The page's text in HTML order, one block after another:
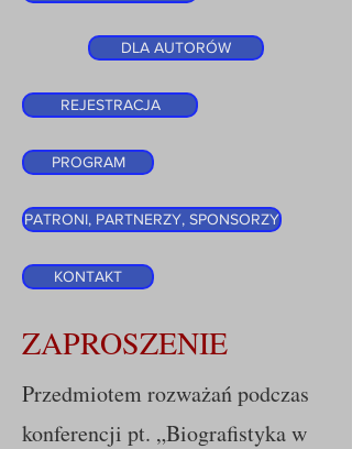
DLA AUTORÓW
REJESTRACJA
PROGRAM
PATRONI, PARTNERZY, SPONSORZY
KONTAKT
ZAPROSZENIE
Przedmiotem rozważań podczas
konferencji pt. „Biografistyka w